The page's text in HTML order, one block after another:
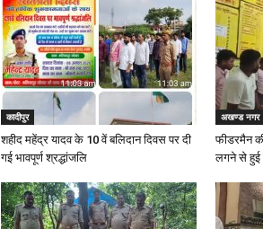
कादीपुर
शहीद महेंद्र यादव के 10 वें बलिदान दिवस पर दी
गई भावपूर्ण श्रद्धांजलि
अखण्ड नगर
फीडरमैन
लगने से हुई